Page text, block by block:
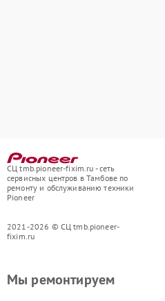
СЦ tmb.pioneer-fixim.ru - сеть
сервисных центров в Тамбове по
ремонту и обслуживанию техники
Pioneer
2021-2026 © СЦ tmb.pioneer-
fixim.ru
Мы ремонтируем